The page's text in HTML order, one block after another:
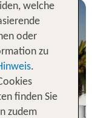
Flug
Terme
welche
oder
zu
.
finden Sie
zudem